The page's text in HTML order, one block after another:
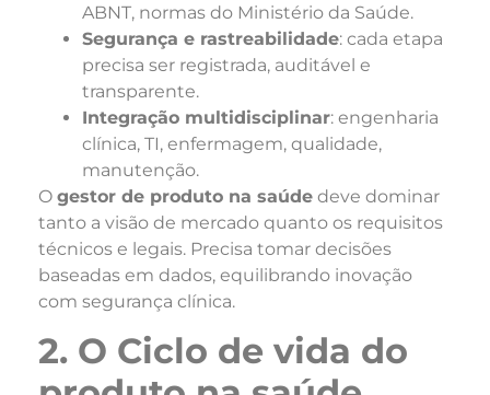
ABNT, normas do Ministério da Saúde.
Segurança e rastreabilidade: cada etapa
precisa ser registrada, auditável e
transparente.
Integração multidisciplinar: engenharia
clínica, TI, enfermagem, qualidade,
manutenção.
O gestor de produto na saúde deve dominar
tanto a visão de mercado quanto os requisitos
técnicos e legais. Precisa tomar decisões
baseadas em dados, equilibrando inovação
com segurança clínica.
2. O Ciclo de vida do